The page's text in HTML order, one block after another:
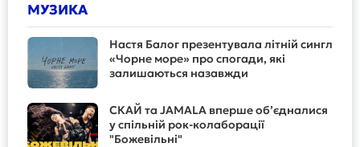
МУЗИКА
Настя Балог презентувала літній сингл
«Чорне море» про спогади, які
залишаються назавжди
СКАЙ та JAMALA вперше об’єдналися
у спільній рок-колаборації
"Божевільні"